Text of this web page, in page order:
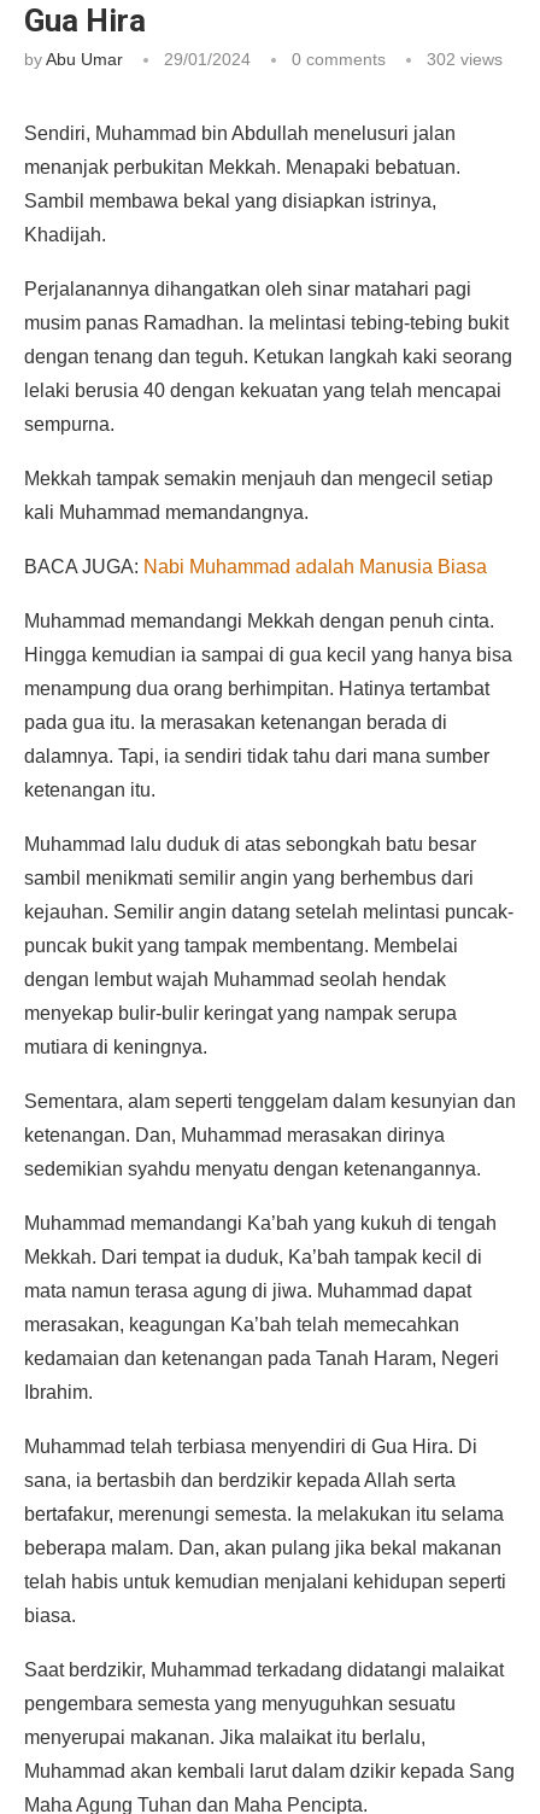
Gua Hira
byAbu Umar 29/01/2024 0 comments 302 views
Sendiri, Muhammad bin Abdullah menelusuri jalan
menanjak perbukitan Mekkah. Menapaki bebatuan.
Sambil membawa bekal yang disiapkan istrinya,
Khadijah.
Perjalanannya dihangatkan oleh sinar matahari pagi
musim panas Ramadhan. Ia melintasi tebing-tebing bukit
dengan tenang dan teguh. Ketukan langkah kaki seorang
lelaki berusia 40 dengan kekuatan yang telah mencapai
sempurna.
Mekkah tampak semakin menjauh dan mengecil setiap
kali Muhammad memandangnya.
BACA JUGA: Nabi Muhammad adalah Manusia Biasa
Muhammad memandangi Mekkah dengan penuh cinta.
Hingga kemudian ia sampai di gua kecil yang hanya bisa
menampung dua orang berhimpitan. Hatinya tertambat
pada gua itu. Ia merasakan ketenangan berada di
dalamnya. Tapi, ia sendiri tidak tahu dari mana sumber
ketenangan itu.
Muhammad lalu duduk di atas sebongkah batu besar
sambil menikmati semilir angin yang berhembus dari
kejauhan. Semilir angin datang setelah melintasi puncak-
puncak bukit yang tampak membentang. Membelai
dengan lembut wajah Muhammad seolah hendak
menyekap bulir-bulir keringat yang nampak serupa
mutiara di keningnya.
Sementara, alam seperti tenggelam dalam kesunyian dan
ketenangan. Dan, Muhammad merasakan dirinya
sedemikian syahdu menyatu dengan ketenangannya.
Muhammad memandangi Ka’bah yang kukuh di tengah
Mekkah. Dari tempat ia duduk, Ka’bah tampak kecil di
mata namun terasa agung di jiwa. Muhammad dapat
merasakan, keagungan Ka’bah telah memecahkan
kedamaian dan ketenangan pada Tanah Haram, Negeri
Ibrahim.
Muhammad telah terbiasa menyendiri di Gua Hira. Di
sana, ia bertasbih dan berdzikir kepada Allah serta
bertafakur, merenungi semesta. Ia melakukan itu selama
beberapa malam. Dan, akan pulang jika bekal makanan
telah habis untuk kemudian menjalani kehidupan seperti
biasa.
Saat berdzikir, Muhammad terkadang didatangi malaikat
pengembara semesta yang menyuguhkan sesuatu
menyerupai makanan. Jika malaikat itu berlalu,
Muhammad akan kembali larut dalam dzikir kepada Sang
Maha Agung Tuhan dan Maha Pencipta.